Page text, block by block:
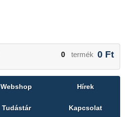
0 termék 0 Ft
Webshop Hírek
Tudástár Kapcsolat